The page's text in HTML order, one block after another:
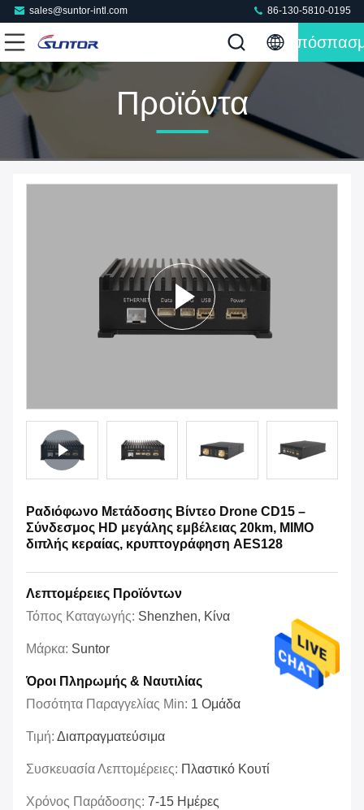
sales@suntor-intl.com 86-130-5810-0195
Προϊόντα
Ραδιόφωνο Μετάδοσης Βίντεο Drone CD15 –
Σύνδεσμος HD μεγάλης εμβέλειας 20km, MIMO
διπλής κεραίας, κρυπτογράφηση AES128
Λεπτομέρειες Προϊόντων
Τόπος Καταγωγής: Shenzhen, Κίνα
Μάρκα: Suntor
Όροι Πληρωμής & Ναυτιλίας
Ποσότητα Παραγγελίας Min: 1 Ομάδα
Τιμή: Διαπραγματεύσιμα
Συσκευασία Λεπτομέρειες: Πλαστικό Κουτί
Χρόνος Παράδοσης: 7-15 Ημέρες